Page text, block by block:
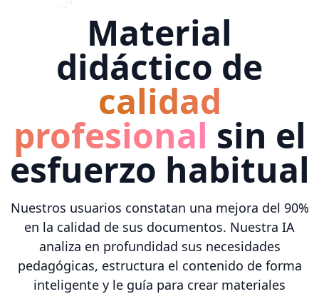
Material
didáctico de
calidad
profesional sin el
esfuerzo habitual
Nuestros usuarios constatan una mejora del 90%
en la calidad de sus documentos. Nuestra IA
analiza en profundidad sus necesidades
pedagógicas, estructura el contenido de forma
inteligente y le guía para crear materiales